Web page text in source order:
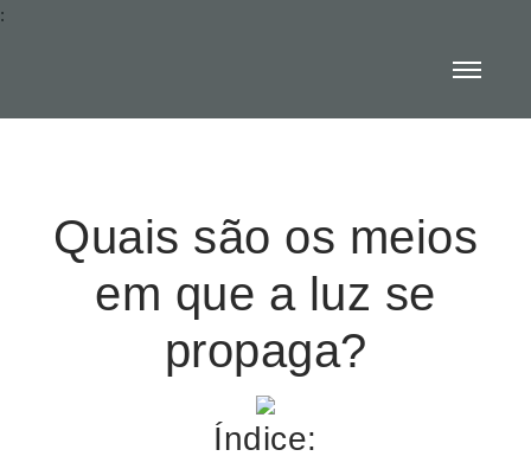
:
Quais são os meios
em que a luz se
propaga?
Índice: